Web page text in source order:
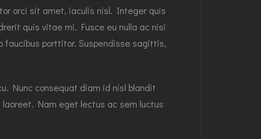
orci sit amet, iaculis nisl. Integer quis
quis vitae mi. Fusce eu nulla ac nisi
porttitor. Suspendisse sagittis,
Nunc consequat diam id nisl blandit
Nam eget lectus ac sem luctus